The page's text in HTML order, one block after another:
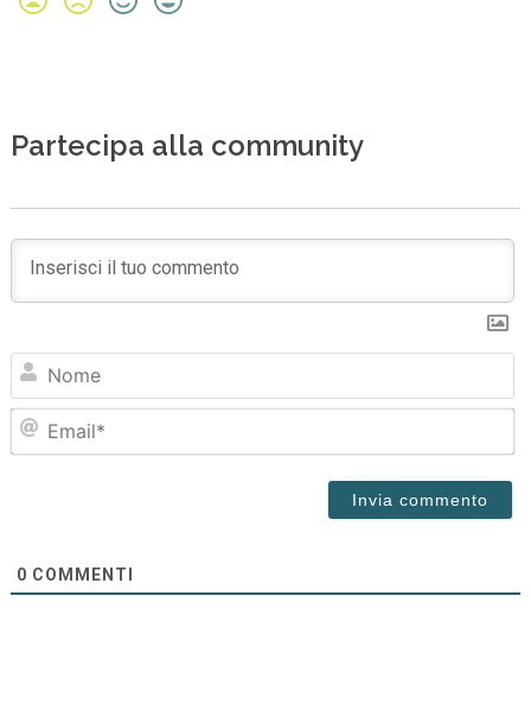
Partecipa alla community
0 COMMENTI